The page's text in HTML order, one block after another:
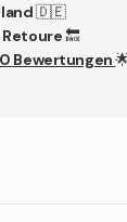
🇩🇪
🔙
Bewertungen